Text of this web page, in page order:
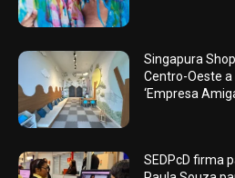
Singapura
Centro-Oeste
‘Empresa
SEDPcD firma